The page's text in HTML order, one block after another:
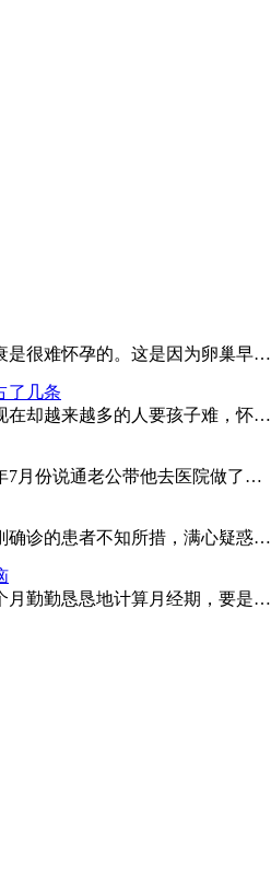
是很难怀孕的。这是因为卵巢早…
了几条
在却越来越多的人要孩子难，怀…
7月份说通老公带他去医院做了…
确诊的患者不知所措，满心疑惑…
月勤勤恳恳地计算月经期，要是…